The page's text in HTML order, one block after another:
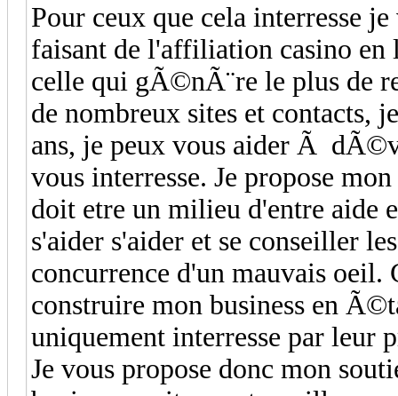
Pour ceux que cela interresse
faisant de l'affiliation casino en
celle qui gÃ©nÃ¨re le plus de
de nombreux sites et contacts,
ans, je peux vous aider Ã
vous interresse. Je propose
doit etre un milieu d'entre aide
s'aider s'aider et se conseiller
concurrence d'un mauvais
construire mon business en
uniquement interresse par leur
Je vous propose donc mon